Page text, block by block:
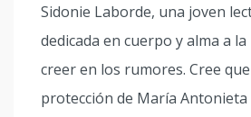
Sidonie Laborde, una joven
dedicada en cuerpo y alma a
creer en los rumores. Cree
protección de María